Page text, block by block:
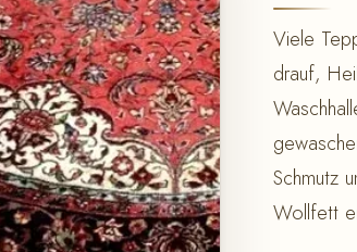
Viele
drauf,
Schmutz
Wollfett